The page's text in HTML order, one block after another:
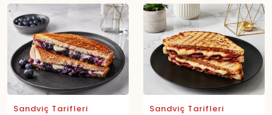
Sandviç Tarifleri
Sandviç Tarifleri